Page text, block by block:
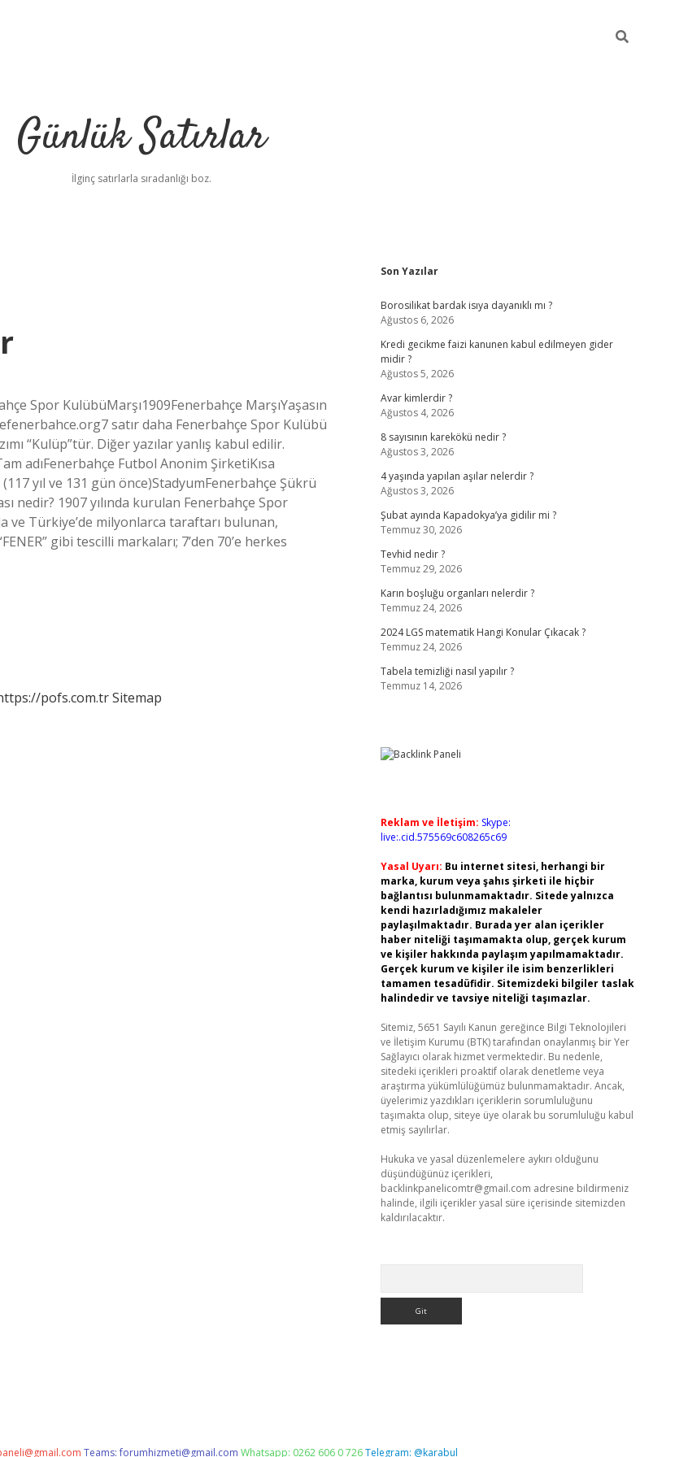
Günlük Satırlar
İlginç satırlarla sıradanlığı boz.
Spor KulübüMarşı1909Fenerbahçe MarşıYaşasın
satır daha Fenerbahçe Spor Kulübü
“Kulüp”tür. Diğer yazılar yanlış kabul edilir.
adıFenerbahçe Futbol Anonim ŞirketiKısa
yıl ve 131 gün önce)StadyumFenerbahçe Şükrü
nedir? 1907 yılında kurulan Fenerbahçe Spor
Türkiye’de milyonlarca taraftarı bulunan,
gibi tescilli markaları; 7’den 70’e herkes
pofs.com.trSitemap
Sidebar
Son Yazılar
Borosilikat bardak isıya dayanıklı mı ?
Ağustos 6, 2026
Kredi gecikme faizi kanunen kabul edilmeyen gider
midir ?
Ağustos 5, 2026
Avar kimlerdir ?
Ağustos 4, 2026
8 sayısının karekökü nedir ?
Ağustos 3, 2026
4 yaşında yapılan aşılar nelerdir ?
Ağustos 3, 2026
Şubat ayında Kapadokya’ya gidilir mi ?
Temmuz 30, 2026
Tevhid nedir ?
Temmuz 29, 2026
Karın boşluğu organları nelerdir ?
Temmuz 24, 2026
2024 LGS matematik Hangi Konular Çıkacak ?
Temmuz 24, 2026
Tabela temizliği nasıl yapılır ?
Temmuz 14, 2026
Reklam ve İletişim: Skype:
live:.cid.575569c608265c69
Yasal Uyarı: Bu internet sitesi, herhangi bir
marka, kurum veya şahıs şirketi ile hiçbir
bağlantısı bulunmamaktadır. Sitede yalnızca
kendi hazırladığımız makaleler
paylaşılmaktadır. Burada yer alan içerikler
haber niteliği taşımamakta olup, gerçek kurum
ve kişiler hakkında paylaşım yapılmamaktadır.
Gerçek kurum ve kişiler ile isim benzerlikleri
tamamen tesadüfidir. Sitemizdeki bilgiler taslak
halindedir ve tavsiye niteliği taşımazlar.
Sitemiz, 5651 Sayılı Kanun gereğince Bilgi Teknolojileri
ve İletişim Kurumu (BTK) tarafından onaylanmış bir Yer
Sağlayıcı olarak hizmet vermektedir. Bu nedenle,
sitedeki içerikleri proaktif olarak denetleme veya
araştırma yükümlülüğümüz bulunmamaktadır. Ancak,
üyelerimiz yazdıkları içeriklerin sorumluluğunu
taşımakta olup, siteye üye olarak bu sorumluluğu kabul
etmiş sayılırlar.
Hukuka ve yasal düzenlemelere aykırı olduğunu
düşündüğünüz içerikleri,
backlinkpanelicomtr@gmail.com adresine bildirmeniz
halinde, ilgili içerikler yasal süre içerisinde sitemizden
kaldırılacaktır.
Teams:forumhizmeti@gmail.com Whatsapp: 0262 606 0 726Telegram: @karabul